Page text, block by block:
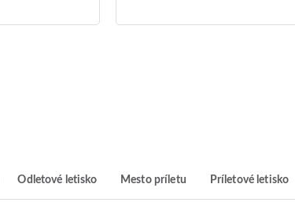
Odletové letisko Mesto príletu Príletové letisko